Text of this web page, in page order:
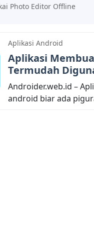
Photo Editor Offline
Aplikasi Android
Aplikasi
Termudah
Androider.web.id –
android biar ada